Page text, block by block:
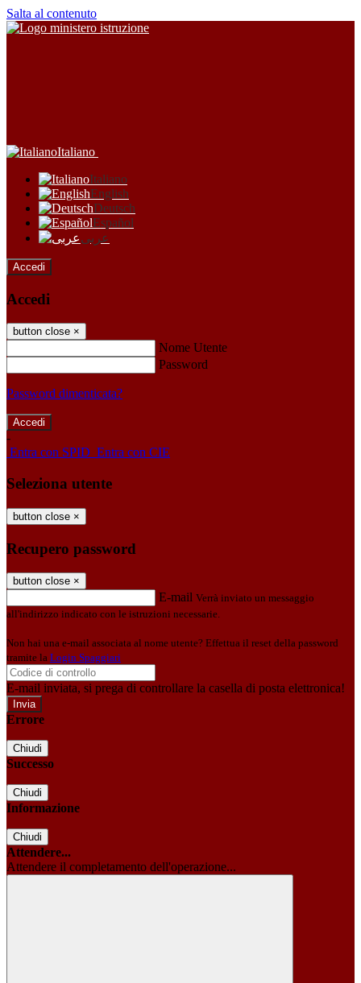
Salta al contenuto
Italiano
Italiano
English
Deutsch
Español
عربى
Accedi
Accedi
button close ×
Nome Utente
Password
Password dimenticata?
-
Entra con SPID Entra con CIE
Seleziona utente
button close ×
Recupero password
button close ×
E-mail Verrà inviato un messaggio
all'indirizzo indicato con le istruzioni necessarie.
Non hai una e-mail associata al nome utente? Effettua il reset della password
tramite la Login Spaggiari
E-mail inviata, si prega di controllare la casella di posta elettronica!
Errore
Chiudi
Successo
Chiudi
Informazione
Chiudi
Attendere...
Attendere il completamento dell'operazione...